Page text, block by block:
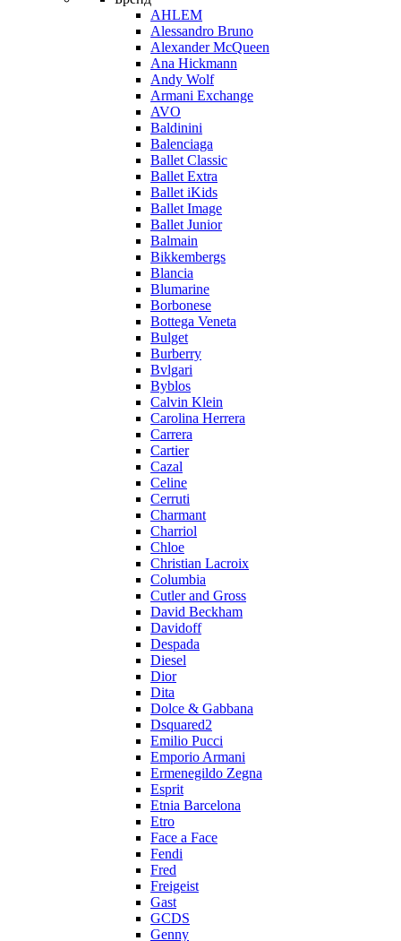
AHLEM
Alessandro Bruno
Alexander McQueen
Ana Hickmann
Andy Wolf
Armani Exchange
AVO
Baldinini
Balenciaga
Ballet Classic
Ballet Extra
Ballet iKids
Ballet Image
Ballet Junior
Balmain
Bikkembergs
Blancia
Blumarine
Borbonese
Bottega Veneta
Bulget
Burberry
Bvlgari
Byblos
Calvin Klein
Carolina Herrera
Carrera
Cartier
Cazal
Celine
Cerruti
Charmant
Charriol
Chloe
Christian Lacroix
Columbia
Cutler and Gross
David Beckham
Davidoff
Despada
Diesel
Dior
Dita
Dolce & Gabbana
Dsquared2
Emilio Pucci
Emporio Armani
Ermenegildo Zegna
Esprit
Etnia Barcelona
Etro
Face a Face
Fendi
Fred
Freigeist
Gast
GCDS
Genny